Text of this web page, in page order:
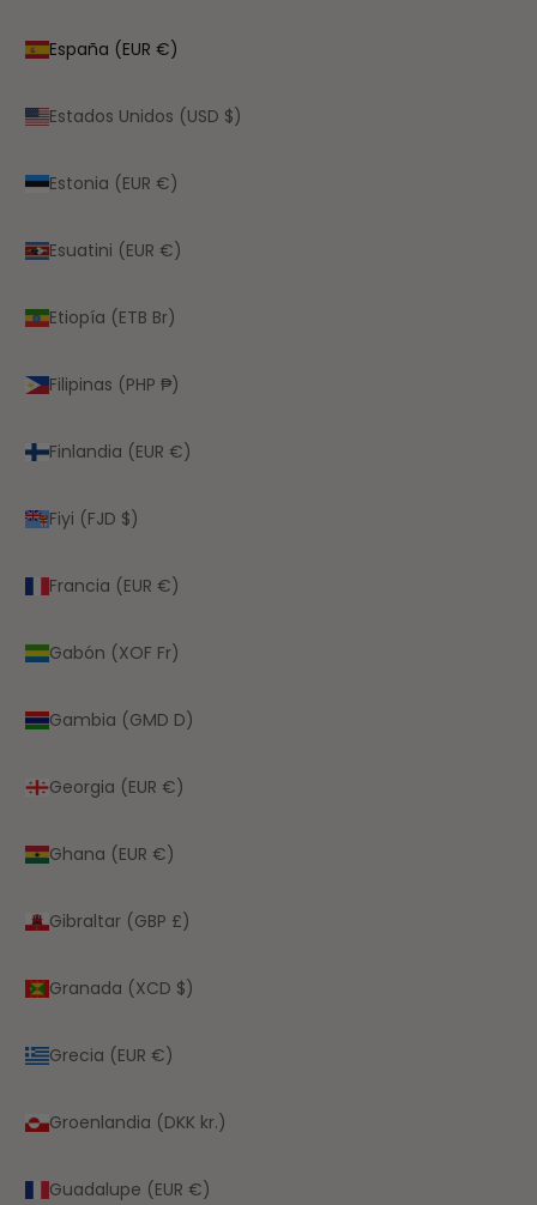
España (EUR €)
Estados Unidos (USD $)
Estonia (EUR €)
Esuatini (EUR €)
Etiopía (ETB Br)
Filipinas (PHP ₱)
Finlandia (EUR €)
Fiyi (FJD $)
Francia (EUR €)
Gabón (XOF Fr)
Gambia (GMD D)
Georgia (EUR €)
Ghana (EUR €)
Gibraltar (GBP £)
Granada (XCD $)
Grecia (EUR €)
Groenlandia (DKK kr.)
Guadalupe (EUR €)